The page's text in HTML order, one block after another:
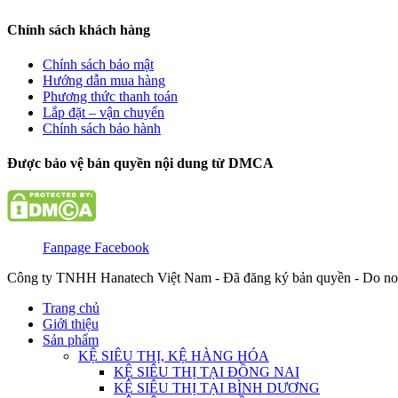
Chính sách khách hàng
Chính sách bảo mật
Hướng dẫn mua hàng
Phương thức thanh toán
Lắp đặt – vận chuyển
Chính sách bảo hành
Được bảo vệ bản quyền nội dung từ DMCA
Fanpage Facebook
Công ty TNHH Hanatech Việt Nam - Đã đăng ký bản quyền - Do
Trang chủ
Giới thiệu
Sản phẩm
KỆ SIÊU THỊ, KỆ HÀNG HÓA
KỆ SIÊU THỊ TẠI ĐỒNG NAI
KỆ SIÊU THỊ TẠI BÌNH DƯƠNG